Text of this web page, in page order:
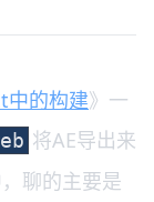
中的构建》一
将AE导出来
聊的主要是